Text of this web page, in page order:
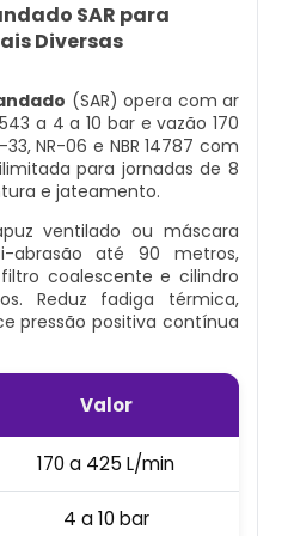
De Proteção
Cilindro De
Autônoma
Msa
Hospitalar
Hospitalar
Comprar
SAR para
Diversas
(SAR) opera com ar
a 4 a 10 bar e vazão 170
NR-06 e NBR 14787 com
para jornadas de 8
e jateamento.
ventilado ou máscara
abrasão até 90 metros,
coalescente e cilindro
Reduz fadiga térmica,
pressão positiva contínua
Valor
170 a 425 L/min
4 a 10 bar